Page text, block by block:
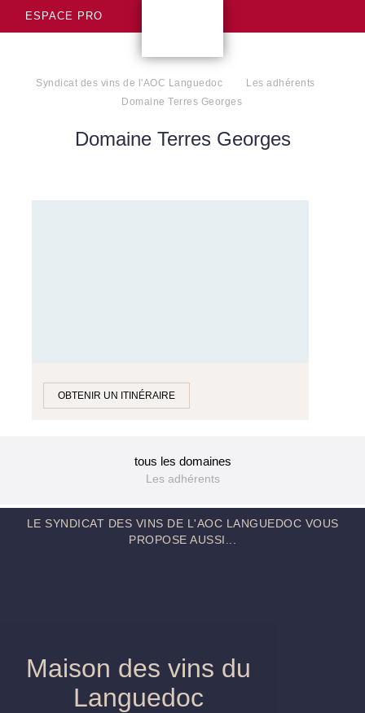
ESPACE PRO
Syndicat des vins de l'AOC Languedoc
Les adhérents
Domaine Terres Georges
Domaine Terres Georges
OBTENIR UN ITINÉRAIRE
tous les domaines
Les adhérents
LE SYNDICAT DES VINS DE L'AOC LANGUEDOC VOUS
PROPOSE AUSSI...
Maison des vins du
Languedoc